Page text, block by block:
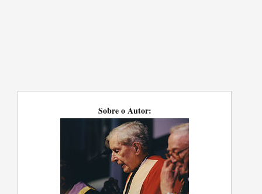
Sobre o Autor: